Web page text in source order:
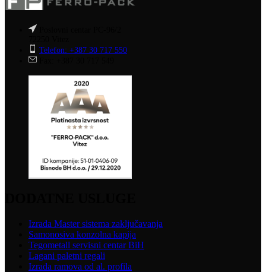
Telefon: +387 30 717 550
Izrada Master sistema zaključavanja
Samonosiva konzolna kapija
Tegometall servisni centar BiH
Lagani paletni regali
Izrada ramova od al. profila